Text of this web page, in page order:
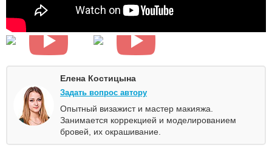
Елена Костицына
Задать вопрос автору
Опытный визажист и мастер макияжа.
Занимается коррекцией и моделированием
бровей, их окрашивание.